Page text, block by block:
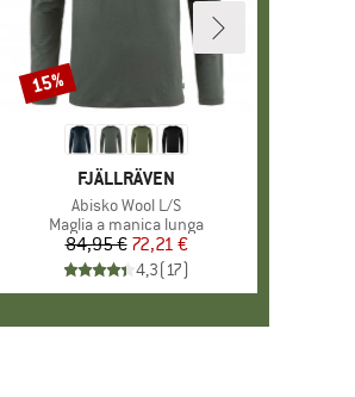
MARCHIO
FJÄLLRÄVEN
Articolo
Abisko Wool L/S
Gruppo di prodotti
Maglia a manica lunga
Prezzo
84,95 €Prezzo ridotto
72,21 €
4,3(17)
Sconto
15%